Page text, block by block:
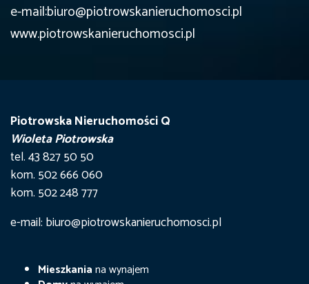
e-mail:biuro@piotrowskanieruchomosci.pl
www.piotrowskanieruchomosci.pl
Piotrowska Nieruchomości Q
Wioleta Piotrowska
tel. 43 827 50 50
kom. 502 666 060
kom. 502 248 777
e-mail: biuro@piotrowskanieruchomosci.pl
Mieszkaniana wynajem